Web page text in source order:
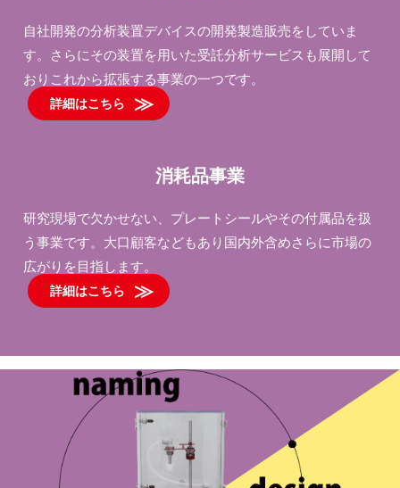
自社開発の分析装置デバイスの開発製造販売をしていま
す。さらにその装置を用いた受託分析サービスも展開して
おりこれから拡張する事業の一つです。
詳細はこちら
消耗品事業
研究現場で欠かせない、プレートシールやその付属品を扱
う事業です。大口顧客などもあり国内外含めさらに市場の
広がりを目指します。
詳細はこちら